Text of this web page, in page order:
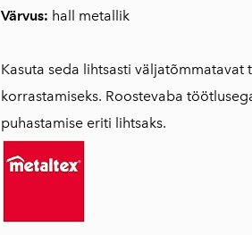
Värvus: hall metallik
Kasuta seda lihtsasti
korrastamiseks. Roostevaba
puhastamise eriti lihtsaks.